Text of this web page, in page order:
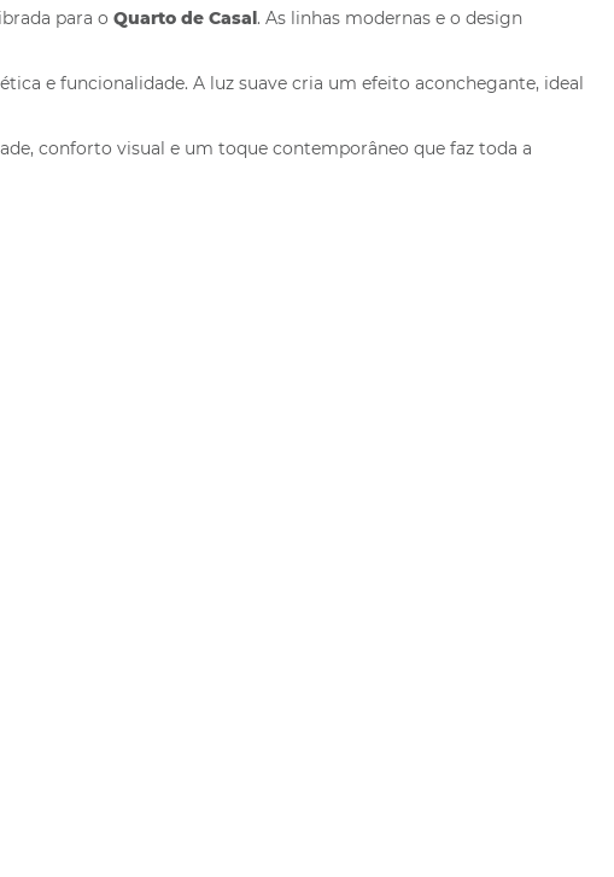
para oQuarto de Casal. As linhas modernas e o design
e funcionalidade. A luz suave cria um efeito aconchegante, ideal
conforto visual e um toque contemporâneo que faz toda a